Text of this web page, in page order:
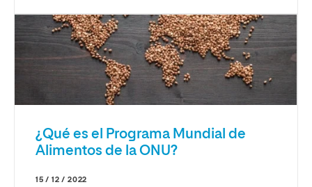
¿Qué es el Programa Mundial de
Alimentos de la ONU?
15 / 12 / 2022